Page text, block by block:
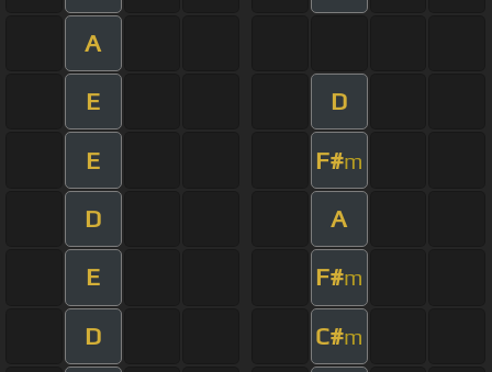
A
E D
E F#m
D A
E F#m
D C#m